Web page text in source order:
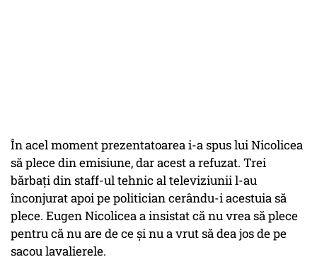
În acel moment prezentatoarea i-a spus lui Nicolicea
să plece din emisiune, dar acest a refuzat. Trei
bărbaţi din staff-ul tehnic al televiziunii l-au
înconjurat apoi pe politician cerându-i acestuia să
plece. Eugen Nicolicea a insistat că nu vrea să plece
pentru că nu are de ce şi nu a vrut să dea jos de pe
sacou lavalierele.